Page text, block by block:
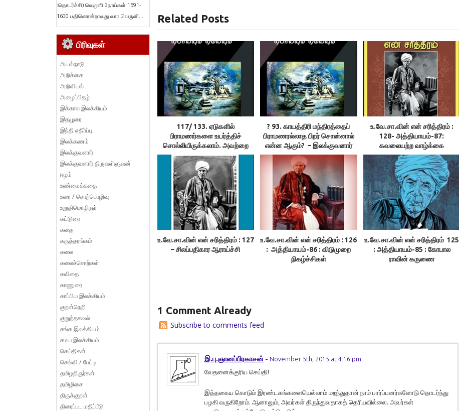
Related Posts
117/ 133. ஏடுகளில்
பிராமணர்களை உயர்த்திச்
சொல்லியிருக்கலாம். அவற்றை
மக்கள் பின்பற்றினார்களா?+118
வேதங்களைப் பின்பற்றலாமா? –
இலக்குவனார் திருவள்ளுவன்
? 93. காயத்திரி மந்திரத்தைப்
பிராமணரல்லாத பிறர் சொன்னால்
என்ன ஆகும்? – இலக்குவனார்
திருவள்ளுவன்
உ.வே.சா.வின் என் சரித்திரம் :
128- அத்தியாயம்-87:
கவலையற்ற வாழ்க்கை
உ.வே.சா.வின் என் சரித்திரம் : 127
– சிலப்பதிகார ஆராய்ச்சி
உ.வே.சா.வின் என் சரித்திரம் : 126
: அத்தியாயம்-86 : விடுமுறை
நிகழ்ச்சிகள்
உ.வே.சா.வின் என் சரித்திரம் 125
: அத்தியாயம்-85 : கோபால
ராவின் கருணை
1 Comment Already
Subscribe to comments feed
இ.பு.ஞானப்பிரகாசன் - November 5th, 2015 at 4:16 pm
வேதனைக்குரிய செய்தி!
இத்தகைய கொடும் இரண்டகங்களையெல்லாம் மறந்துதான் நாம் பார்ப்பனர்களோடு தொடர்ந்து
பழகி வருகிறோம். ஆனாலும், அவர்கள் திருந்துவதாகத் தெரியவில்லை. அவர்கள்
:தொடர்ச்சி) வெருளி நோய்கள் 1591-
1600 பதினொன்றாவது வார வெருளி...
பிரிவுகள்
அயல்நாடு
அறிக்கை
அறிவியல்
அழைப்பிதழ்
இக்கால இலக்கியம்
இதழுரை
இந்தி எதிர்ப்பு
இலக்கணம்
இலக்குவனார்
இலக்குவனார் திருவள்ளுவன்
ஈழம்
உண்மைக்கதை
உரை / சொற்பொழிவு
உறுதிமொழிஞர்
கட்டுரை
கதை
கருத்தரங்கம்
கலை
கலைச்சொற்கள்
கவிதை
காணுரை
காப்பிய இலக்கியம்
குறள்நெறி
குறுந்தகவல்
சங்க இலக்கியம்
சமய இலக்கியம்
செய்திகள்
செவ்வி / பேட்டி
தமிழறிஞர்கள்
தமிழிசை
திருக்குறள்
திரைப்பட மதிப்பீடு